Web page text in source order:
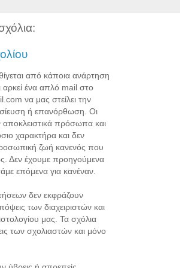
από κάποια ανάρτηση
αρκεί ένα απλό mail στο
να μας στείλει την
ή επανόρθωση. Οι
πρόσωπα και
χαρακτήρα και δεν
ζωή κανενός που
Δεν έχουμε προηγούμενα
επόμενα για κανέναν.
δεν εκφράζουν
των διαχειριστών και
μας. Τα σχόλια
των σχολιαστών και μόνο